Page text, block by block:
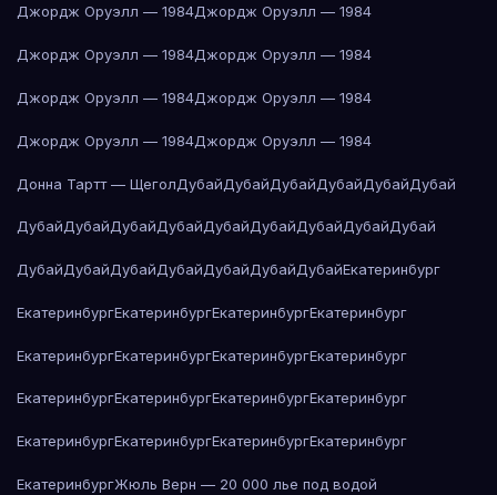
Джордж Оруэлл — 1984Джордж Оруэлл — 1984
Джордж Оруэлл — 1984Джордж Оруэлл — 1984
Джордж Оруэлл — 1984Джордж Оруэлл — 1984
Джордж Оруэлл — 1984Джордж Оруэлл — 1984
Донна Тартт — ЩеголДубайДубайДубайДубайДубайДубай
ДубайДубайДубайДубайДубайДубайДубайДубайДубай
ДубайДубайДубайДубайДубайДубайДубайЕкатеринбург
ЕкатеринбургЕкатеринбургЕкатеринбургЕкатеринбург
ЕкатеринбургЕкатеринбургЕкатеринбургЕкатеринбург
ЕкатеринбургЕкатеринбургЕкатеринбургЕкатеринбург
ЕкатеринбургЕкатеринбургЕкатеринбургЕкатеринбург
ЕкатеринбургЖюль Верн — 20 000 лье под водой